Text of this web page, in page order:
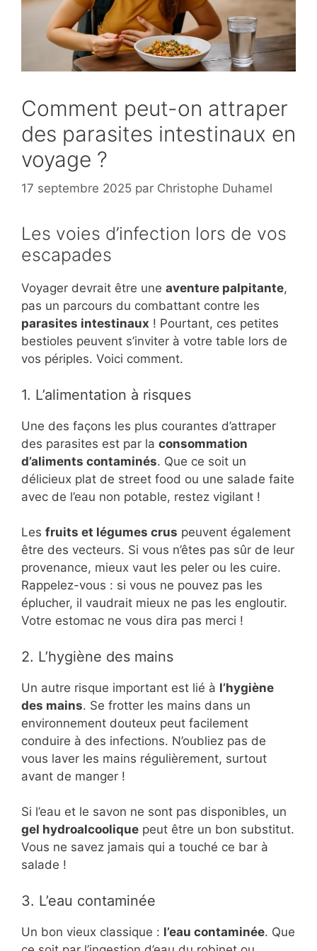
Comment peut-on attraper
des parasites intestinaux en
voyage ?
17 septembre 2025 par Christophe Duhamel
Les voies d’infection lors de vos
escapades
Voyager devrait être une aventure palpitante,
pas un parcours du combattant contre les
parasites intestinaux ! Pourtant, ces petites
bestioles peuvent s’inviter à votre table lors de
vos périples. Voici comment.
1. L’alimentation à risques
Une des façons les plus courantes d’attraper
des parasites est par la consommation
d’aliments contaminés. Que ce soit un
délicieux plat de street food ou une salade faite
avec de l’eau non potable, restez vigilant !
Les fruits et légumes crus peuvent également
être des vecteurs. Si vous n’êtes pas sûr de leur
provenance, mieux vaut les peler ou les cuire.
Rappelez-vous : si vous ne pouvez pas les
éplucher, il vaudrait mieux ne pas les engloutir.
Votre estomac ne vous dira pas merci !
2. L’hygiène des mains
Un autre risque important est lié à l’hygiène
des mains. Se frotter les mains dans un
environnement douteux peut facilement
conduire à des infections. N’oubliez pas de
vous laver les mains régulièrement, surtout
avant de manger !
Si l’eau et le savon ne sont pas disponibles, un
gel hydroalcoolique peut être un bon substitut.
Vous ne savez jamais qui a touché ce bar à
salade !
3. L’eau contaminée
Un bon vieux classique : l’eau contaminée. Que